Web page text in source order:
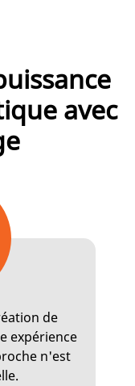
avec
de
expérience
n'est